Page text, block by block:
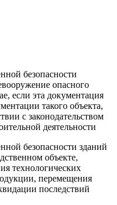
безопасности
опасного
если эта документация
такого объекта,
с законодательством
деятельности
безопасности зданий
объекте,
технологических
перемещения
последствий